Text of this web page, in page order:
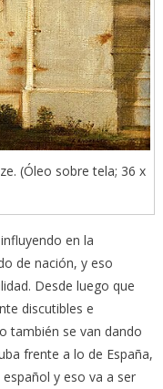
(Óleo sobre tela; 36 x
en la
de nación, y eso
Desde luego que
discutibles e
también se van dando
frente a lo de España,
y eso va a ser